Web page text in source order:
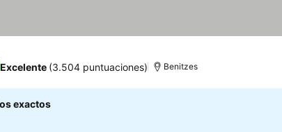
Excelente (3.504 puntuaciones) Benitzes
exactos